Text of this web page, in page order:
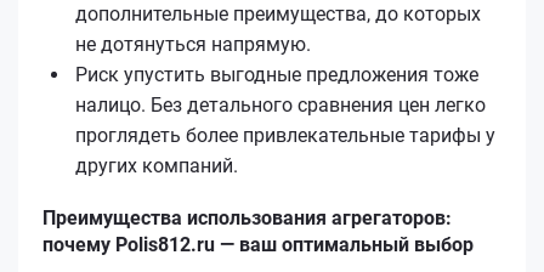
дополнительные преимущества, до которых
не дотянуться напрямую.
Риск упустить выгодные предложения тоже
налицо. Без детального сравнения цен легко
проглядеть более привлекательные тарифы у
других компаний.
Преимущества использования агрегаторов:
почему Polis812.ru — ваш оптимальный выбор